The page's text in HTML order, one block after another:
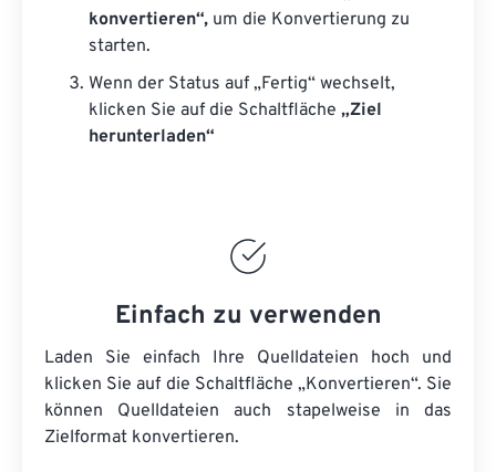
konvertieren“, um die Konvertierung zu
starten.
Wenn der Status auf „Fertig“ wechselt,
klicken Sie auf die Schaltfläche „Ziel
herunterladen“
Einfach zu verwenden
Laden Sie einfach Ihre Quelldateien hoch und
klicken Sie auf die Schaltfläche „Konvertieren“. Sie
können Quelldateien auch stapelweise in das
Zielformat konvertieren.